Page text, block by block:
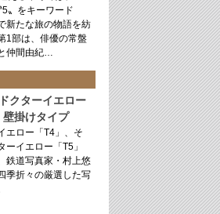
5〟をキーワード
新たな旅の物語を紡
1部は、俳優の常盤
仲間由紀…
クターイエロー
掛けタイプ
エロー「T4」、そ
ーイエロー「T5」
鉄道写真家・村上悠
季折々の厳選した写